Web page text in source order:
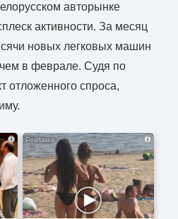
авторынке
активности. За месяц
новых легковых машин
в феврале. Судя по
отложенного спроса,
i i